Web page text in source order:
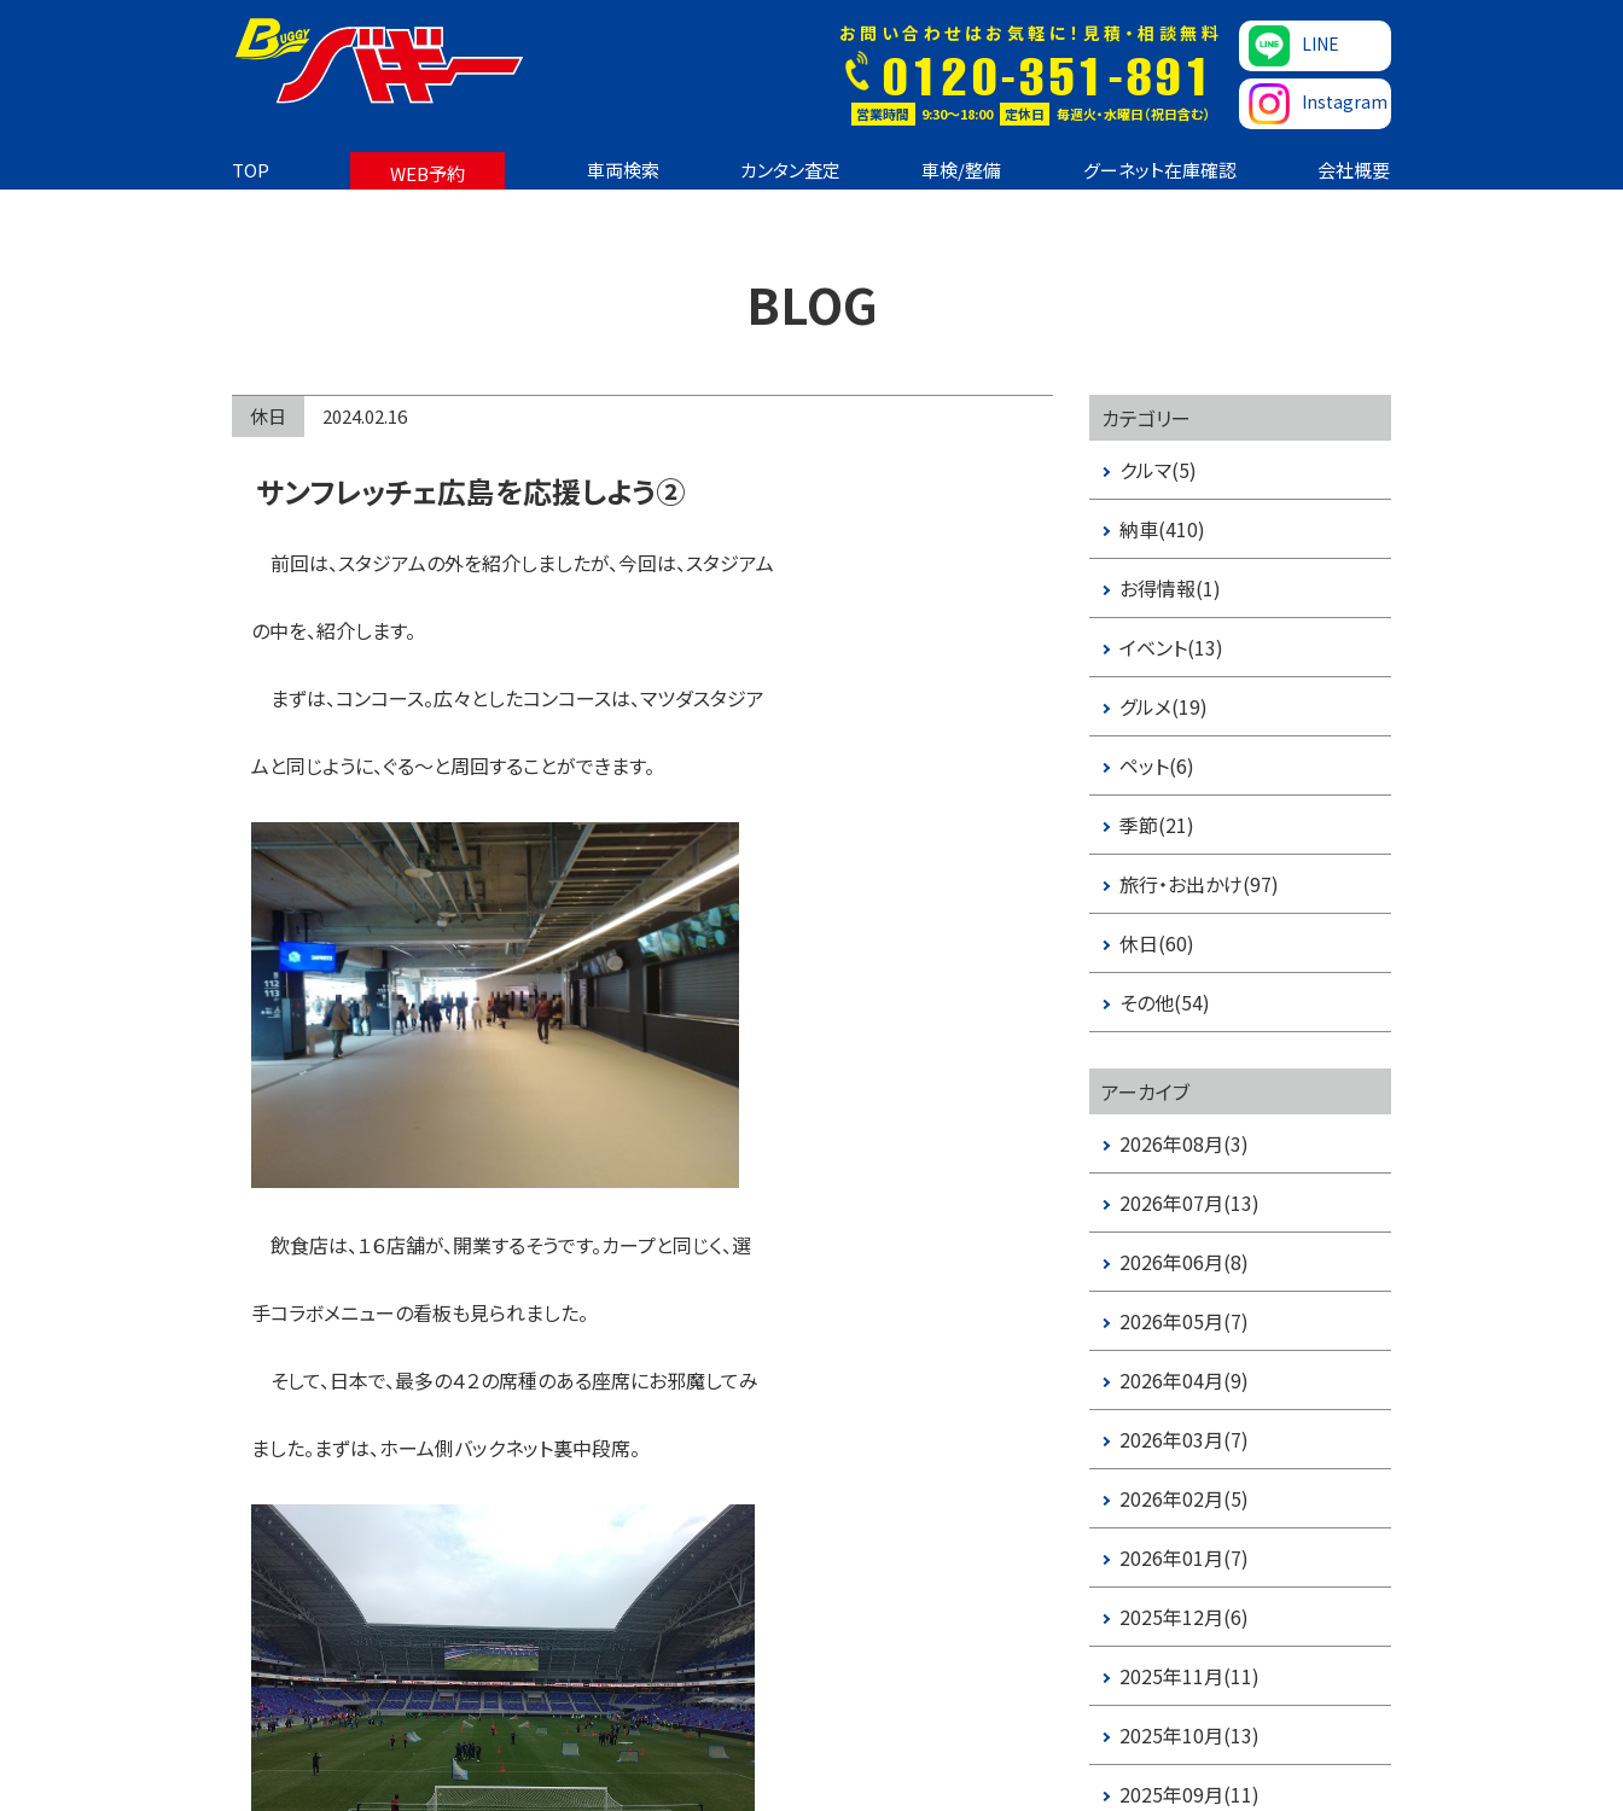
お問い合わせはお気軽に！見積・相談無料
0120-351-891
営業時間 9:30〜18:00 定休日 毎週火・水曜日（祝日含む）
TOP WEB予約 車両検索 カンタン査定 車検/整備 グーネット在庫確認 会社概要
LINE
Instagram
サンフレッチェ広島を応援しよう②
BLOG
休日 2024.02.16
サンフレッチェ広島を応援しよう②
前回は、スタジアムの外を紹介しましたが、今回は、スタジアム
の中を、紹介します。
まずは、コンコース。広々としたコンコースは、マツダスタジア
ムと同じように、ぐる～と周回することができます。
飲食店は、１６店舗が、開業するそうです。カープと同じく、選
手コラボメニューの看板も見られました。
そして、日本で、最多の４２の席種のある座席にお邪魔してみ
ました。まずは、ホーム側バックネット裏中段席。
カテゴリー
クルマ(5)
納車(410)
お得情報(1)
イベント(13)
グルメ(19)
ペット(6)
季節(21)
旅行・お出かけ(97)
休日(60)
その他(54)
アーカイブ
2026年08月(3)
2026年07月(13)
2026年06月(8)
2026年05月(7)
2026年04月(9)
2026年03月(7)
2026年02月(5)
2026年01月(7)
2025年12月(6)
2025年11月(11)
2025年10月(13)
2025年09月(11)